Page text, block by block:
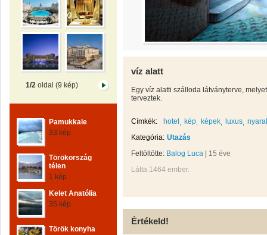
1/2 oldal (9 kép)
Pamukkale
33 kép
Törökország
télen
1 kép
Kelet Anatólia
35 kép
Török konyha
víz alatt
Egy víz alatti szálloda látványterve,
terveztek.
Címkék: hotel kép képek luxus
Kategória: Utazás
Feltöltötte: Balog Luca
15 éve
Látta 1464 ember.
Értékeld!